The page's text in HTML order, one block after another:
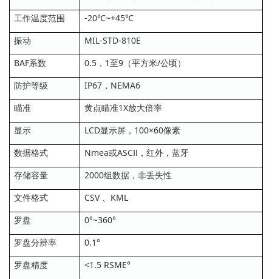
工作温度范围
-20℃~+45℃
振动
MIL-STD-810E
BAF系数
0.5，1至9（平方米/公顷）
防护等级
IP67，NEMA6
瞄准
黄点瞄准1X放大倍率
显示
LCD显示屏，100×60像素
数据格式
Nmea或ASCⅡ，红外，蓝牙
存储容量
2000组数据，非丢失性
文件格式
CSV 、KML
罗盘
0°~360°
罗盘分辨率
0.1°
罗盘精度
<1.5 RSME°